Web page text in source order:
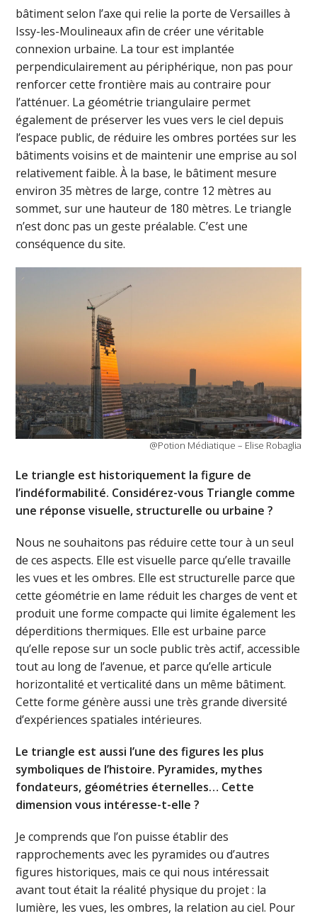
bâtiment selon l’axe qui relie la porte de Versailles à
Issy-les-Moulineaux afin de créer une véritable
connexion urbaine. La tour est implantée
perpendiculairement au périphérique, non pas pour
renforcer cette frontière mais au contraire pour
l’atténuer. La géométrie triangulaire permet
également de préserver les vues vers le ciel depuis
l’espace public, de réduire les ombres portées sur les
bâtiments voisins et de maintenir une emprise au sol
relativement faible. À la base, le bâtiment mesure
environ 35 mètres de large, contre 12 mètres au
sommet, sur une hauteur de 180 mètres. Le triangle
n’est donc pas un geste préalable. C’est une
conséquence du site.
@Potion Médiatique – Elise Robaglia
Le triangle est historiquement la figure de
l’indéformabilité. Considérez-vous Triangle comme
une réponse visuelle, structurelle ou urbaine ?
Nous ne souhaitons pas réduire cette tour à un seul
de ces aspects. Elle est visuelle parce qu’elle travaille
les vues et les ombres. Elle est structurelle parce que
cette géométrie en lame réduit les charges de vent et
produit une forme compacte qui limite également les
déperditions thermiques. Elle est urbaine parce
qu’elle repose sur un socle public très actif, accessible
tout au long de l’avenue, et parce qu’elle articule
horizontalité et verticalité dans un même bâtiment.
Cette forme génère aussi une très grande diversité
d’expériences spatiales intérieures.
Le triangle est aussi l’une des figures les plus
symboliques de l’histoire. Pyramides, mythes
fondateurs, géométries éternelles… Cette
dimension vous intéresse-t-elle ?
Je comprends que l’on puisse établir des
rapprochements avec les pyramides ou d’autres
figures historiques, mais ce qui nous intéressait
avant tout était la réalité physique du projet : la
lumière, les vues, les ombres, la relation au ciel. Pour